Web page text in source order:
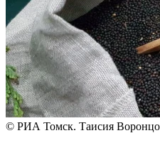
© РИА Томск. Таисия